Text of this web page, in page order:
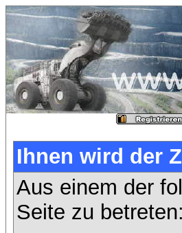
Ihnen wird der
Aus einem der
Seite zu betreten: